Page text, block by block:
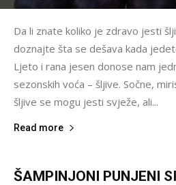
Da li znate koliko je zdravo jesti
doznajte šta se dešava kada
Ljeto i rana jesen donose nam
sezonskih voća – šljive. Sočne,
šljive se mogu jesti svježe, ali...
Read more
ŠAMPINJONI PUNJENI